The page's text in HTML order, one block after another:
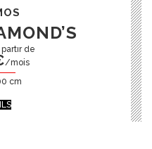
/mois
cm